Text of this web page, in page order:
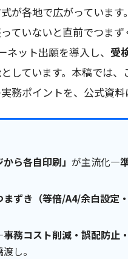
が各地で広がっていま
ていないと直前でつま
ット出願を導入し、 受
しています。本稿では
務ポイントを、公式資料
ら各自印刷」 が主流化—
まずき（等倍/A4/余白設定
事務コスト削減・誤配防止
し。